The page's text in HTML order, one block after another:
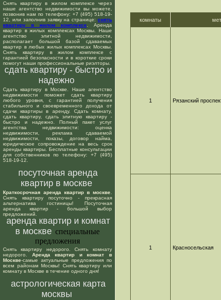
Снять квартиру в жилом комплексе через
наше агентство недвижимости вы можете,
позвонив нам по телефону: +7 (495) 518-19-
12, или заполнив заявку на странице: снять
квартиру в жилом комплексе . Аренда
квартир в жилых комплексах Москвы. Наше
агентство элитной недвижимости,
располагает большой базой сдаваемых
квартир в любых жилых комплексах Москвы.
Снять квартиру в жилом комплексе с
гарантией безопасности и в короткие сроки
помогут наши профессиональные риэлторы.
сдать квартиру - быстро и
надежно
Сдать квартиру в Москве. Наше агентство
недвижимости поможет сдать квартиру
любого уровня, с гарантией получения
стабильного и своевременного дохода от
сдачи квартиры в аренду. Сдать комнату,
сдать квартиру, сдать элитную квартиру -
быстро и надежно. Полный пакет услуг
агентства недвижимости: оценка
недвижимости, реклама сдаваемой
недвижимости, показы, договор найма,
юридическое сопровождение на весь срок
аренды квартиры. Бесплатные консультации
для собственников по телефону: +7 (495)
518-19-12.
посуточная аренда
квартир в москве
Краткосрочная аренда квартир в москве
Снять квартиру посуточно - прекрасная
альтернатива гостиницы! Посуточная
аренда квартир - большой выбор
предложений.
аренда квартир и комнат
в москве специальные
предложения
Снять квартиру недорого. Снять комнату
недорого. Аренда квартир и комнат в
Москве-самые актуальные предложения по
всем районам Москвы! Снять квартиру или
комнату в Москве в течение одного дня!
астрологическая карта
москвы
комнаты
1 Рязанский
1 Красносельская